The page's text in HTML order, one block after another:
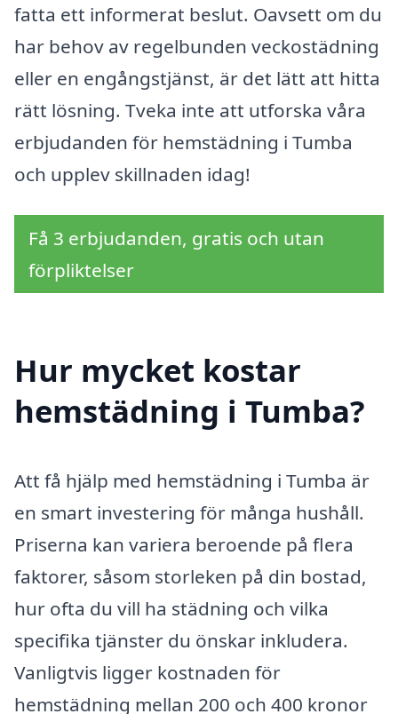
fatta ett informerat beslut. Oavsett om du
har behov av regelbunden veckostädning
eller en engångstjänst, är det lätt att hitta
rätt lösning. Tveka inte att utforska våra
erbjudanden för hemstädning i Tumba
och upplev skillnaden idag!
Få 3 erbjudanden, gratis och utan
förpliktelser
Hur mycket kostar
hemstädning i Tumba?
Att få hjälp med hemstädning i Tumba är
en smart investering för många hushåll.
Priserna kan variera beroende på flera
faktorer, såsom storleken på din bostad,
hur ofta du vill ha städning och vilka
specifika tjänster du önskar inkludera.
Vanligtvis ligger kostnaden för
hemstädning mellan 200 och 400 kronor